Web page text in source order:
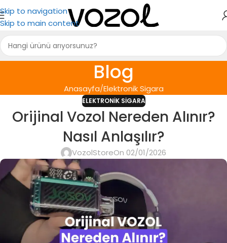
Skip to navigation
Skip to main content
Blog
Anasayfa Elektronik Sigara
ELEKTRONIK SIGARA
Orijinal Vozol Nereden Alınır?
Nasıl Anlaşılır?
VozolStoreOn 02/01/2026